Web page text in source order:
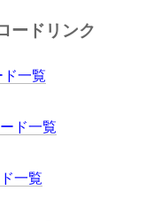
ードリンク
一覧
ド一覧
一覧